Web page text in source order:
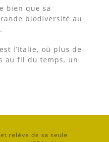
bien que sa
biodiversité au
l’Italie, où plus de
au fil du temps, un
relève de sa seule